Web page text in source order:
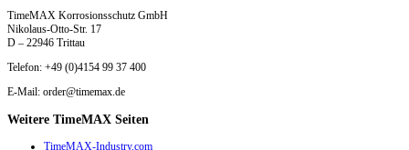
TimeMAX Korrosionsschutz GmbH
Nikolaus-Otto-Str. 17
D – 22946 Trittau
Telefon: +49 (0)4154 99 37 400
E-Mail: order@timemax.de
Weitere TimeMAX Seiten
TimeMAX-Industry.com